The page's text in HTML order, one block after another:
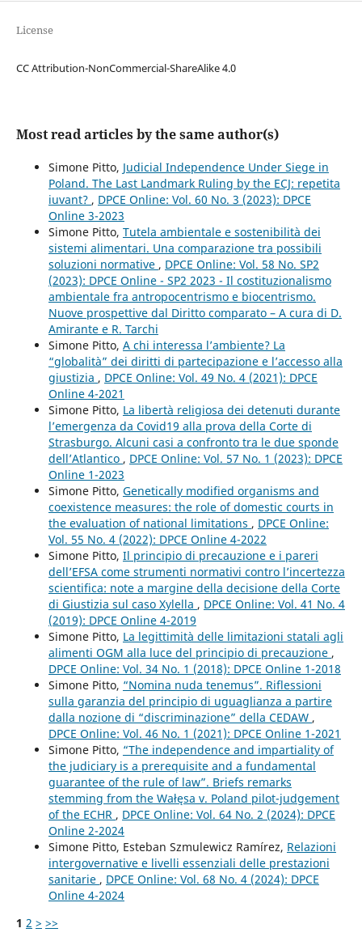
License
CC Attribution-NonCommercial-ShareAlike 4.0
Most read articles by the same author(s)
Simone Pitto, Judicial Independence Under Siege in
Poland. The Last Landmark Ruling by the ECJ: repetita
iuvant? , DPCE Online: Vol. 60 No. 3 (2023): DPCE
Online 3-2023
Simone Pitto, Tutela ambientale e sostenibilità dei
sistemi alimentari. Una comparazione tra possibili
soluzioni normative , DPCE Online: Vol. 58 No. SP2
(2023): DPCE Online - SP2 2023 - Il costituzionalismo
ambientale fra antropocentrismo e biocentrismo.
Nuove prospettive dal Diritto comparato – A cura di D.
Amirante e R. Tarchi
Simone Pitto, A chi interessa l’ambiente? La
“globalità” dei diritti di partecipazione e l’accesso alla
giustizia , DPCE Online: Vol. 49 No. 4 (2021): DPCE
Online 4-2021
Simone Pitto, La libertà religiosa dei detenuti durante
l’emergenza da Covid19 alla prova della Corte di
Strasburgo. Alcuni casi a confronto tra le due sponde
dell’Atlantico , DPCE Online: Vol. 57 No. 1 (2023): DPCE
Online 1-2023
Simone Pitto, Genetically modified organisms and
coexistence measures: the role of domestic courts in
the evaluation of national limitations , DPCE Online:
Vol. 55 No. 4 (2022): DPCE Online 4-2022
Simone Pitto, Il principio di precauzione e i pareri
dell’EFSA come strumenti normativi contro l’incertezza
scientifica: note a margine della decisione della Corte
di Giustizia sul caso Xylella , DPCE Online: Vol. 41 No. 4
(2019): DPCE Online 4-2019
Simone Pitto, La legittimità delle limitazioni statali agli
alimenti OGM alla luce del principio di precauzione ,
DPCE Online: Vol. 34 No. 1 (2018): DPCE Online 1-2018
Simone Pitto, “Nomina nuda tenemus”. Riflessioni
sulla garanzia del principio di uguaglianza a partire
dalla nozione di “discriminazione” della CEDAW ,
DPCE Online: Vol. 46 No. 1 (2021): DPCE Online 1-2021
Simone Pitto, “The independence and impartiality of
the judiciary is a prerequisite and a fundamental
guarantee of the rule of law”. Briefs remarks
stemming from the Wałęsa v. Poland pilot-judgement
of the ECHR , DPCE Online: Vol. 64 No. 2 (2024): DPCE
Online 2-2024
Simone Pitto, Esteban Szmulewicz Ramírez, Relazioni
intergovernative e livelli essenziali delle prestazioni
sanitarie , DPCE Online: Vol. 68 No. 4 (2024): DPCE
Online 4-2024
1 2 > >>